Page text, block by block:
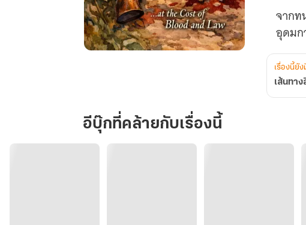
Rose-
Tinted
Path...
Cost
Blood
and
จากท
อุดมก
เรื่องนี้ยั
เส้นทา
อีบุ๊กที่คล้ายกับเรื่องนี้